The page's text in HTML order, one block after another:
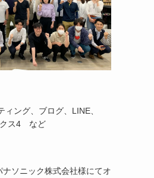
ィング、ブログ、LINE、
クス4 など
ナソニック株式会社様にてオ